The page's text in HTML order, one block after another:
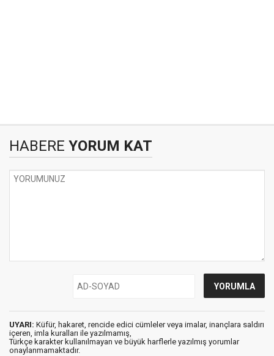
HABERE YORUM KAT
UYARI: Küfür, hakaret, rencide edici cümleler veya imalar, inançlara saldırı
içeren, imla kuralları ile yazılmamış,
Türkçe karakter kullanılmayan ve büyük harflerle yazılmış yorumlar
onaylanmamaktadır.